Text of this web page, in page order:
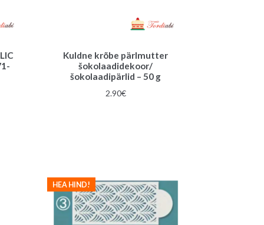
Kuldne krõbe pärlmutter
šokolaadidekoor/
šokolaadipärlid – 50 g
2.90€
HEA HIND!